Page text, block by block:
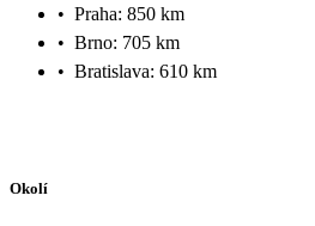
• Praha: 850 km
• Brno: 705 km
• Bratislava: 610 km
Okolí